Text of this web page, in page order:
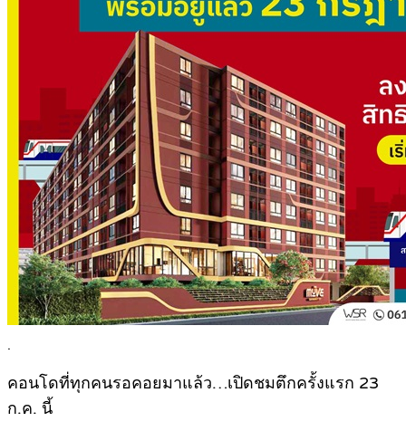
.
คอนโดที่ทุกคนรอคอยมาแล้ว…เปิดชมตึกครั้งแรก 23
ก.ค. นี้